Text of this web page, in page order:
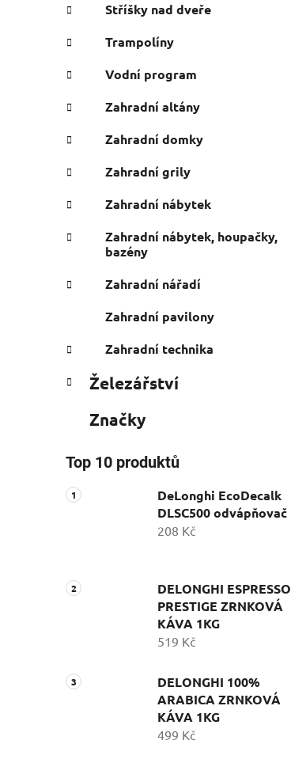
Stříšky nad dveře
Trampolíny
Vodní program
Zahradní altány
Zahradní domky
Zahradní grily
Zahradní nábytek
Zahradní nábytek, houpačky,
bazény
Zahradní nářadí
Zahradní pavilony
Zahradní technika
Železářství
Značky
Top 10 produktů
DeLonghi EcoDecalk
DLSC500 odvápňovač
208 Kč
DELONGHI ESPRESSO
PRESTIGE ZRNKOVÁ
KÁVA 1KG
519 Kč
DELONGHI 100%
ARABICA ZRNKOVÁ
KÁVA 1KG
499 Kč